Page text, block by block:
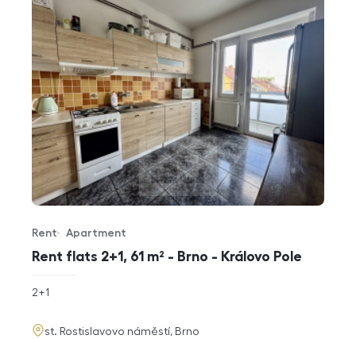
Rent flats 2+1, 61 m² - Brno - Královo Pole
Offer type
Rent
Property type
Apartment
rozměry
2+1
adresa
st. Rostislavovo náměstí, Brno